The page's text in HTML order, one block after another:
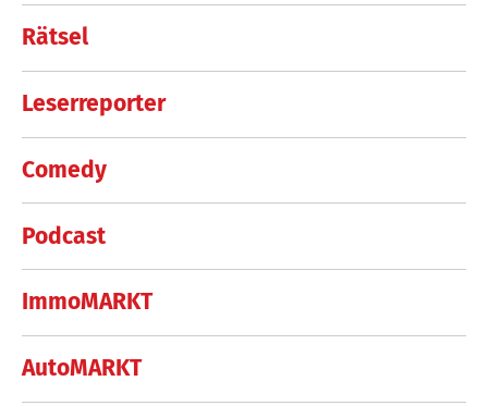
Rätsel
Leserreporter
Comedy
Podcast
ImmoMARKT
AutoMARKT